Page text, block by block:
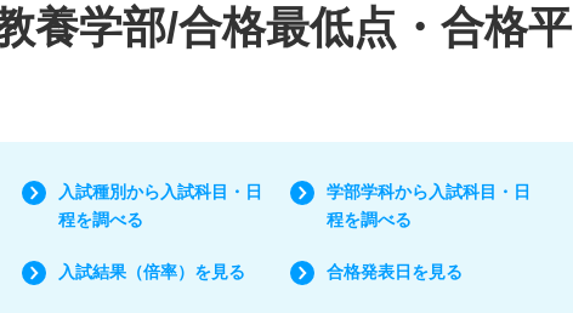
養学部/合格最低点・合格平
入試種別から入試科目・日
程を調べる
学部学科から入試科目・日
程を調べる
入試結果（倍率）を見る 合格発表日を見る